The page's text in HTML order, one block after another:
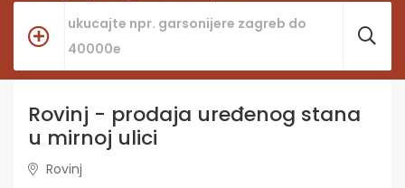
Rovinj - prodaja uređenog stana
u mirnoj ulici
Rovinj